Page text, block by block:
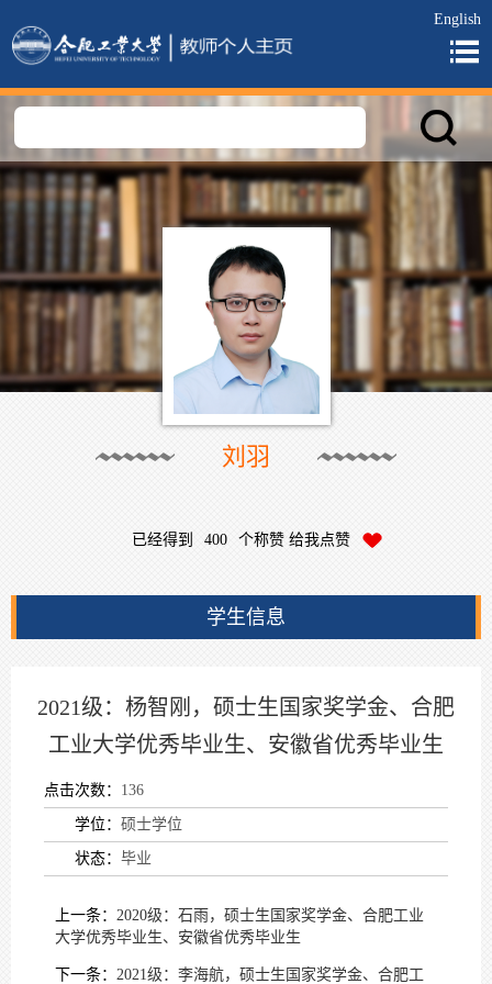
English
刘羽
已经得到 400 个称赞 给我点赞
学生信息
2021级：杨智刚，硕士生国家奖学金、合肥
工业大学优秀毕业生、安徽省优秀毕业生
点击次数： 136
学位： 硕士学位
状态： 毕业
上一条： 2020级：石雨，硕士生国家奖学金、合肥工业
大学优秀毕业生、安徽省优秀毕业生
下一条： 2021级：李海航，硕士生国家奖学金、合肥工